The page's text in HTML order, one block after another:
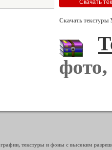
Скачать текстуры
текстуры и фоны с высоким